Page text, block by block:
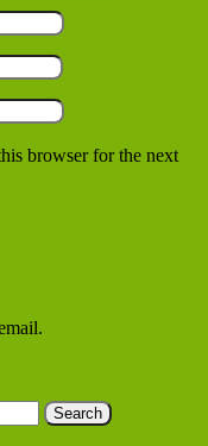
browser for the next